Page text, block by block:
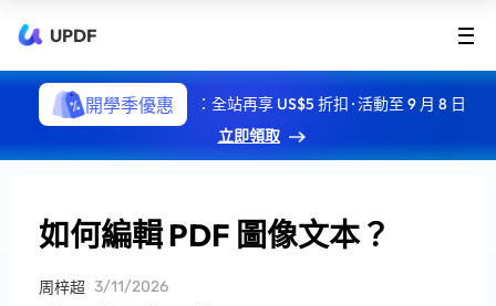
UPDF
開學季優惠
：全站再享 US$5 折扣 · 活動至 9 月 8 日
立即領取
如何編輯 PDF 圖像文本？
周梓超 3/11/2026